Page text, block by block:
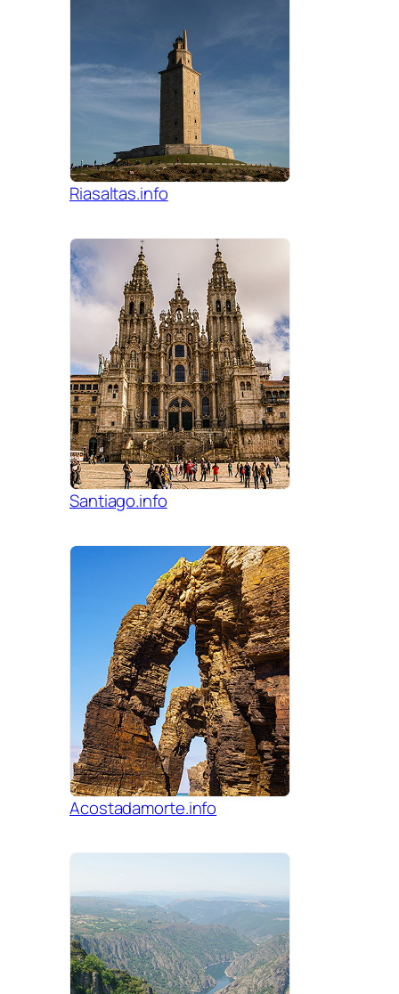
Riasaltas.info
Santiago.info
Acostadamorte.info